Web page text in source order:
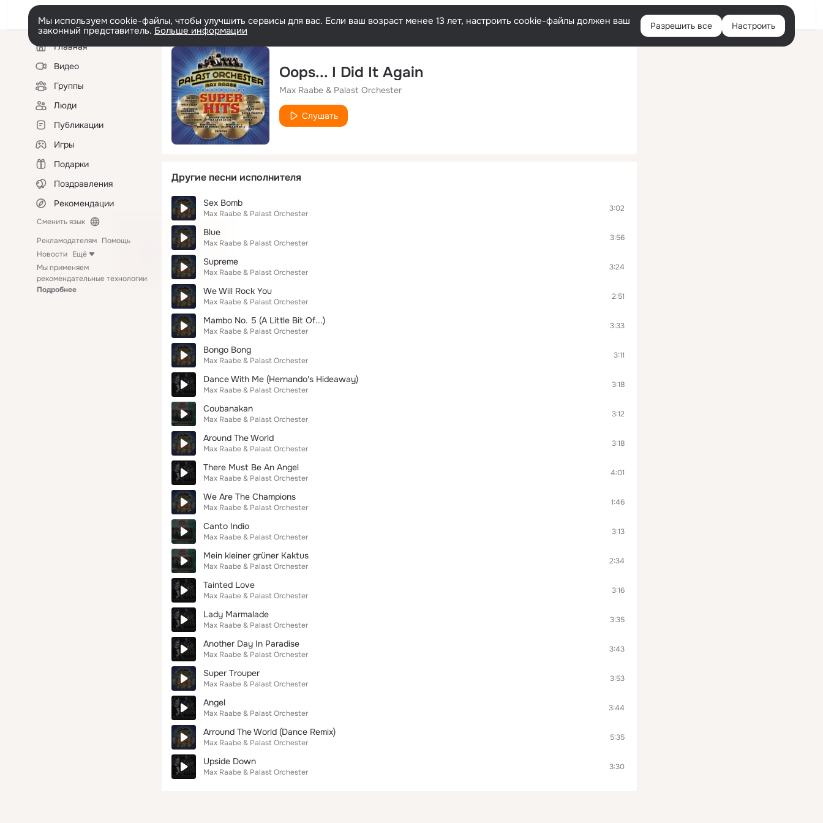
Войти
Мы используем cookie-файлы, чтобы улучшить сервисы для вас. Если ваш возраст менее 13 лет, настроить cookie-файлы должен ваш
законный представитель. Больше информации Разрешить все Настроить
Левая
колонкаГлавная
Видео
Группы
Люди
Публикации
Игры
Подарки
Поздравления
Рекомендации
Сменить язык
Рекламодателям Помощь
Новости Ещё
Мы применяем
рекомендательные технологии
Подробнее
Oops... I Did It Again
Max Raabe & Palast Orchester
Слушать
Другие песни исполнителя
Sex Bomb
Max Raabe & Palast Orchester
3:02
Blue
Max Raabe & Palast Orchester
3:56
Supreme
Max Raabe & Palast Orchester
3:24
We Will Rock You
Max Raabe & Palast Orchester
2:51
Mambo No. 5 (A Little Bit Of...)
Max Raabe & Palast Orchester
3:33
Bongo Bong
Max Raabe & Palast Orchester
3:11
Dance With Me (Hernando's Hideaway)
Max Raabe & Palast Orchester
3:18
Coubanakan
Max Raabe & Palast Orchester
3:12
Around The World
Max Raabe & Palast Orchester
3:18
There Must Be An Angel
Max Raabe & Palast Orchester
4:01
We Are The Champions
Max Raabe & Palast Orchester
1:46
Canto Indio
Max Raabe & Palast Orchester
3:13
Mein kleiner grüner Kaktus
Max Raabe & Palast Orchester
2:34
Tainted Love
Max Raabe & Palast Orchester
3:16
Lady Marmalade
Max Raabe & Palast Orchester
3:35
Another Day In Paradise
Max Raabe & Palast Orchester
3:43
Super Trouper
Max Raabe & Palast Orchester
3:53
Angel
Max Raabe & Palast Orchester
3:44
Arround The World (Dance Remix)
Max Raabe & Palast Orchester
5:35
Upside Down
Max Raabe & Palast Orchester
3:30